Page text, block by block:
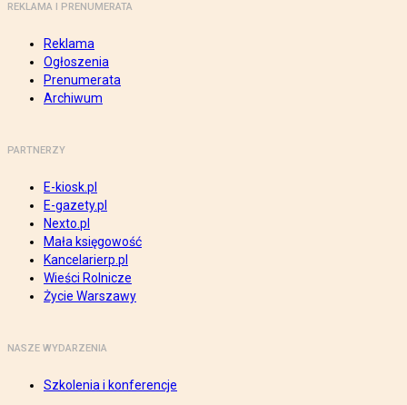
REKLAMA I PRENUMERATA
Reklama
Ogłoszenia
Prenumerata
Archiwum
PARTNERZY
E-kiosk.pl
E-gazety.pl
Nexto.pl
Mała księgowość
Kancelarierp.pl
Wieści Rolnicze
Życie Warszawy
NASZE WYDARZENIA
Szkolenia i konferencje